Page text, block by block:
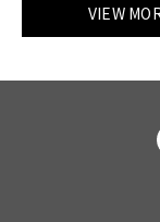
VIEW